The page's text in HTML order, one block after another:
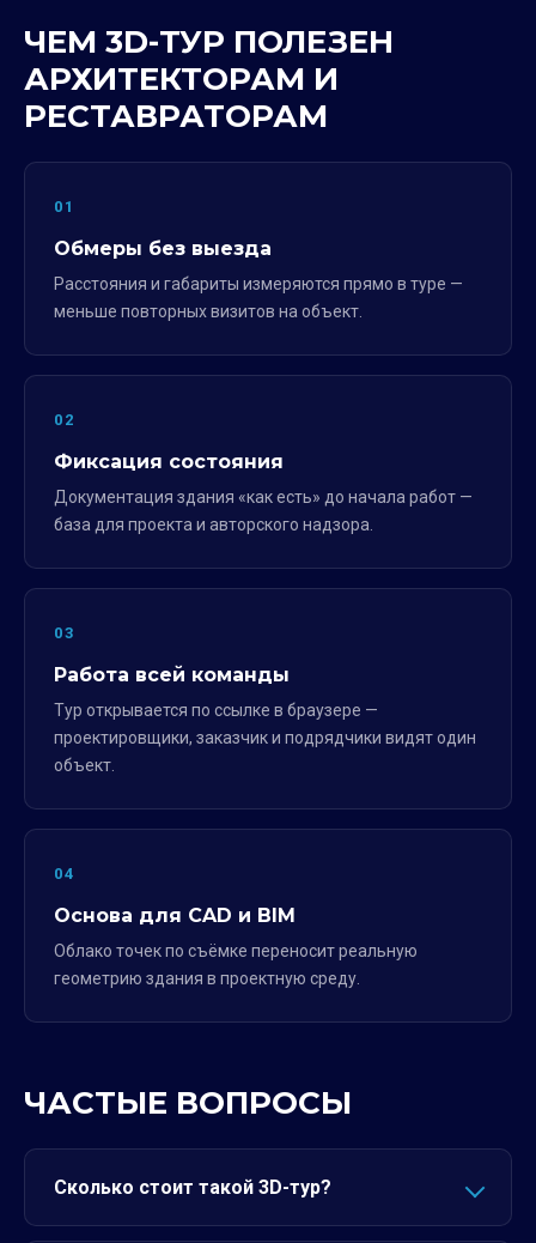
ЧЕМ 3D-ТУР ПОЛЕЗЕН
АРХИТЕКТОРАМ И
РЕСТАВРАТОРАМ
01
Обмеры без выезда
Расстояния и габариты измеряются прямо в туре —
меньше повторных визитов на объект.
02
Фиксация состояния
Документация здания «как есть» до начала работ —
база для проекта и авторского надзора.
03
Работа всей команды
Тур открывается по ссылке в браузере —
проектировщики, заказчик и подрядчики видят один
объект.
04
Основа для CAD и BIM
Облако точек по съёмке переносит реальную
геометрию здания в проектную среду.
ЧАСТЫЕ ВОПРОСЫ
Сколько стоит такой 3D-тур?